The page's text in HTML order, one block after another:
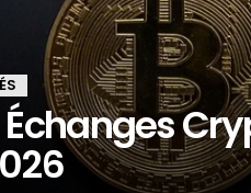
Échanges